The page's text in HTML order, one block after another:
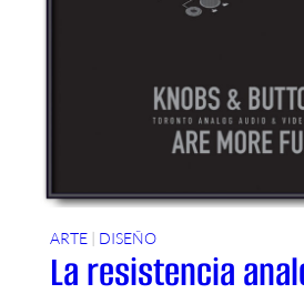
ARTE | DISEÑO
La resistencia